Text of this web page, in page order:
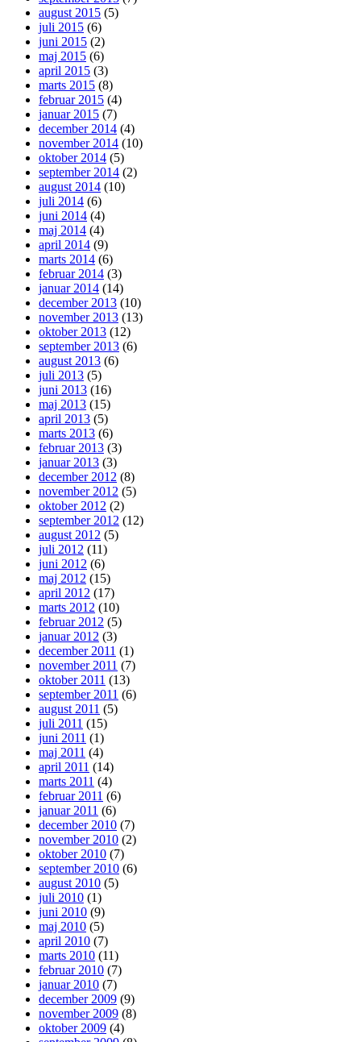
august 2015 (5)
juli 2015 (6)
juni 2015 (2)
maj 2015 (6)
april 2015 (3)
marts 2015 (8)
februar 2015 (4)
januar 2015 (7)
december 2014 (4)
november 2014 (10)
oktober 2014 (5)
september 2014 (2)
august 2014 (10)
juli 2014 (6)
juni 2014 (4)
maj 2014 (4)
april 2014 (9)
marts 2014 (6)
februar 2014 (3)
januar 2014 (14)
december 2013 (10)
november 2013 (13)
oktober 2013 (12)
september 2013 (6)
august 2013 (6)
juli 2013 (5)
juni 2013 (16)
maj 2013 (15)
april 2013 (5)
marts 2013 (6)
februar 2013 (3)
januar 2013 (3)
december 2012 (8)
november 2012 (5)
oktober 2012 (2)
september 2012 (12)
august 2012 (5)
juli 2012 (11)
juni 2012 (6)
maj 2012 (15)
april 2012 (17)
marts 2012 (10)
februar 2012 (5)
januar 2012 (3)
december 2011 (1)
november 2011 (7)
oktober 2011 (13)
september 2011 (6)
august 2011 (5)
juli 2011 (15)
juni 2011 (1)
maj 2011 (4)
april 2011 (14)
marts 2011 (4)
februar 2011 (6)
januar 2011 (6)
december 2010 (7)
november 2010 (2)
oktober 2010 (7)
september 2010 (6)
august 2010 (5)
juli 2010 (1)
juni 2010 (9)
maj 2010 (5)
april 2010 (7)
marts 2010 (11)
februar 2010 (7)
januar 2010 (7)
december 2009 (9)
november 2009 (8)
oktober 2009 (4)